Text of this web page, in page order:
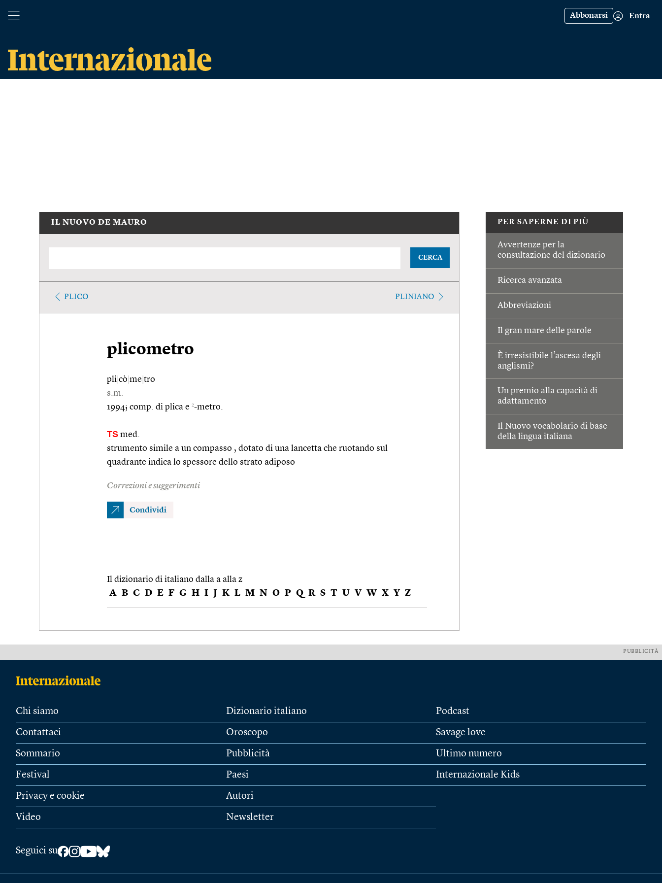
Abbonarsi Entra
PER SAPERNE DI PIÙ
Avvertenze per la
consultazione del dizionario
Ricerca avanzata
Abbreviazioni
Il gran mare delle parole
È irresistibile l’ascesa degli
anglismi?
Un premio alla capacità di
adattamento
Il Nuovo vocabolario di base
della lingua italiana
IL NUOVO DE MAURO
CERCA
PLICO PLINIANO
plicometro
pli cò me tro
s.m.
1994; comp. di plica e 2-metro.
TS med.
strumento simile a un compasso , dotato di una lancetta che ruotando sul
quadrante indica lo spessore dello strato adiposo
Correzioni e suggerimenti
Condividi
Il dizionario di italiano dalla a alla z
A B C D E F G H I J K L M N O P Q R S T U V W X Y Z
PUBBLICITÀ
Chi siamo
Contattaci
Sommario
Festival
Privacy e cookie
Video
Dizionario italiano
Oroscopo
Pubblicità
Paesi
Autori
Newsletter
Podcast
Savage love
Ultimo numero
Internazionale Kids
Seguici su